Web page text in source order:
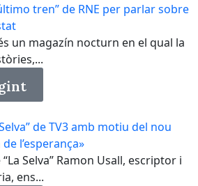
tren” de RNE per parlar sobre
un magazín nocturn en el qual la
de TV3 amb motiu del nou
l’esperança»
Selva” Ramon Usall, escriptor i
ens...